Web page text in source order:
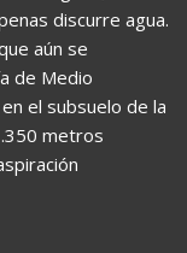
discurre agua.
aún se
de Medio
el subsuelo de la
metros